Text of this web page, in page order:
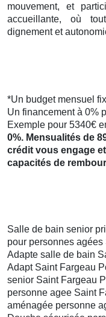
mouvement, et
accueillante, où
dignement et
*Un budget mensuel
Un financement à 0%
Exemple pour 5340€
0%. Mensualités de
crédit vous engage
capacités de
Salle de bain senior
pour personnes
Adapte salle de bain
Adapt Saint Fargeau
senior Saint Fargeau
personne agee Saint
aménagée personne